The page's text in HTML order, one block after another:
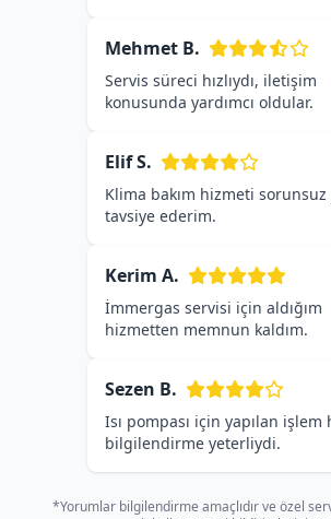
Mehmet B.
Servis süreci hızlıydı, iletişim
konusunda yardımcı oldular.
Elif S.
Klima bakım hizmeti sorunsuz
tavsiye ederim.
Kerim A.
İmmergas servisi için aldığım
hizmetten memnun kaldım.
Sezen B.
Isı pompası için yapılan işlem
bilgilendirme yeterliydi.
*Yorumlar bilgilendirme amaçlıdır ve özel